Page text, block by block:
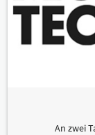
An zwei